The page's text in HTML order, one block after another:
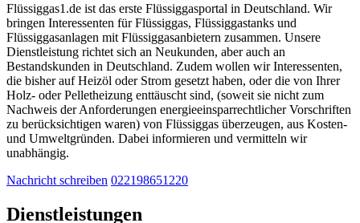
Flüssiggas1.de ist das erste Flüssiggasportal in Deutschland. Wir
bringen Interessenten für Flüssiggas, Flüssiggastanks und
Flüssiggasanlagen mit Flüssiggasanbietern zusammen. Unsere
Dienstleistung richtet sich an Neukunden, aber auch an
Bestandskunden in Deutschland. Zudem wollen wir Interessenten,
die bisher auf Heizöl oder Strom gesetzt haben, oder die von Ihrer
Holz- oder Pelletheizung enttäuscht sind, (soweit sie nicht zum
Nachweis der Anforderungen energieeinsparrechtlicher Vorschriften
zu berücksichtigen waren) von Flüssiggas überzeugen, aus Kosten-
und Umweltgründen. Dabei informieren und vermitteln wir
unabhängig.
Nachricht schreiben 022198651220
Dienstleistungen